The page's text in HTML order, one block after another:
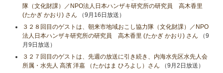
隊（文化財課）／NPO法人日本ハンザキ研究所の研究員 高木香里
(たかぎ かおり) さん （9月16日放送）
３２８回目のゲストは、朝来市地域おこし協力隊（文化財課）／NPO
法人日本ハンザキ研究所の研究員 高木香里 (たかぎ かおり) さん （9
月9日放送）
３２７回目のゲストは、先週の放送に引き続き、内海水先区水先人会
所属・水先人 高濱 洋嘉 （たかはま ひろよし）さん （9月2日放送）